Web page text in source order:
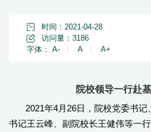
时间：2021-04-28
访问量： 3186
字体： A- A A+
院校领导一行赴
2021年4月26日，院校党委书
书记王云峰、副院校长王健伟等一行